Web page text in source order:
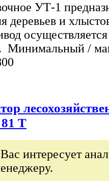
УТ-1
деревьев и
Минимальный /
T
интересует